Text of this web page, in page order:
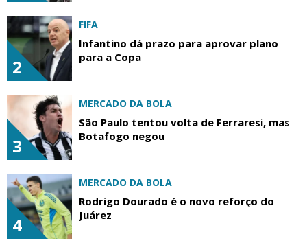
2
FIFA
Infantino dá prazo para aprovar plano
para a Copa
3
MERCADO DA BOLA
São Paulo tentou volta de Ferraresi, mas
Botafogo negou
4
MERCADO DA BOLA
Rodrigo Dourado é o novo reforço do
Juárez